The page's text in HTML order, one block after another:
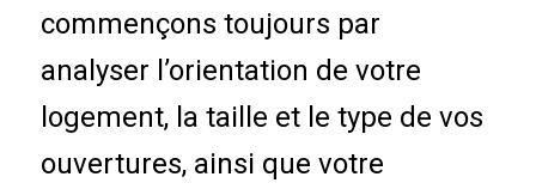
commençons toujours par
analyser l’orientation de votre
logement, la taille et le type de vos
ouvertures, ainsi que votre